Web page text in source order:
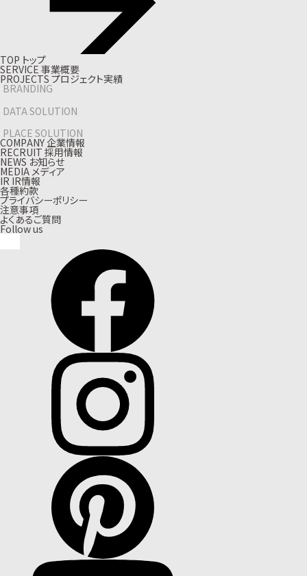
TOP トップ
SERVICE 事業概要
PROJECTS プロジェクト実績
BRANDING
DATA SOLUTION
PLACE SOLUTION
COMPANY企業情報
RECRUIT 採用情報
NEWS お知らせ
MEDIA メディア
IR IR情報
各種約款
プライバシーポリシー
注意事項
よくあるご質問
Follow us